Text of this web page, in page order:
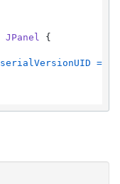
JPanel {
serialVersionUID = -